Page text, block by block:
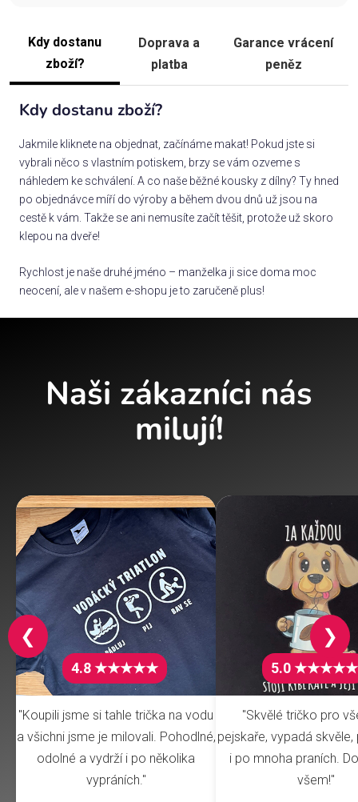
Kdy dostanu
zboží?
Doprava a
platba
Garance vrácení
peněz
Kdy dostanu zboží?
Jakmile kliknete na objednat, začínáme makat! Pokud jste si
vybrali něco s vlastním potiskem, brzy se vám ozveme s
náhledem ke schválení. A co naše běžné kousky z dílny? Ty hned
po objednávce míří do výroby a během dvou dnů už jsou na
cestě k vám. Takže se ani nemusíte začít těšit, protože už skoro
klepou na dveře!
Rychlost je naše druhé jméno – manželka ji sice doma moc
neocení, ale v našem e-shopu je to zaručeně plus!
Naši zákazníci nás
milují!
4.8 ★★★★★
"Koupili jsme si tahle trička na vodu
a všichni jsme je milovali. Pohodlné,
odolné a vydrží i po několika
vypráních."
5.0 ★★★★★
"Skvělé tričko pro
pejskaře, vypadá
i po mnoha praních.
všem!"
❮ ❯